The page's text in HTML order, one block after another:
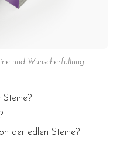
und Wunscherfüllung
Steine?
der edlen Steine?